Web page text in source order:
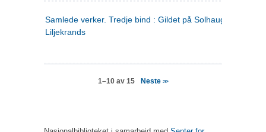
Samlede verker. Tredje bind : Gildet på Solhaug ; Olaf
Liljekrands
1–10 av 15 Neste>>